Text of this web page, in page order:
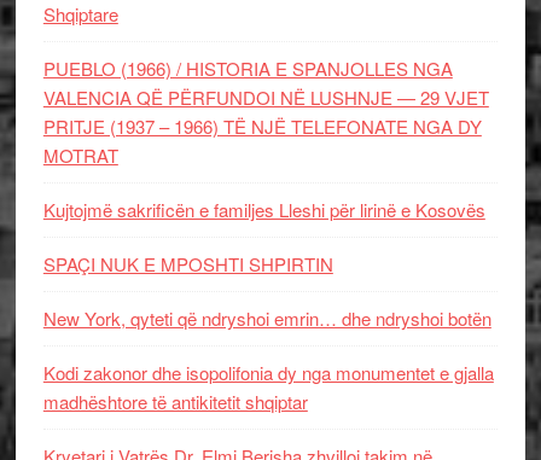
Shqiptare
PUEBLO (1966) / HISTORIA E SPANJOLLES NGA
VALENCIA QË PËRFUNDOI NË LUSHNJE — 29 VJET
PRITJE (1937 – 1966) TË NJË TELEFONATE NGA DY
MOTRAT
Kujtojmë sakrificën e familjes Lleshi për lirinë e Kosovës
SPAÇI NUK E MPOSHTI SHPIRTIN
New York, qyteti që ndryshoi emrin… dhe ndryshoi botën
Kodi zakonor dhe isopolifonia dy nga monumentet e gjalla
madhështore të antikitetit shqiptar